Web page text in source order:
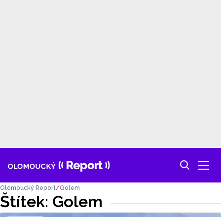
Štítek: Golem
Olomoucký Report Golem